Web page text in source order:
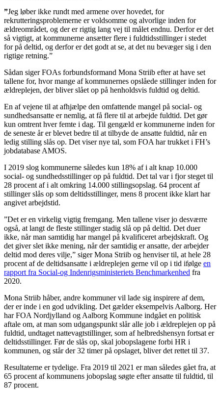
”Jeg løber ikke rundt med armene over hovedet, for
rekrutteringsproblemerne er voldsomme og alvorlige inden for
ældreområdet, og der er rigtig lang vej til målet endnu. Derfor er det
så vigtigt, at kommunerne ansætter flere i fuldtidsstillinger i stedet
for på deltid, og derfor er det godt at se, at det nu bevæger sig i den
rigtige retning.”
Sådan siger FOAs forbundsformand Mona Striib efter at have set
tallene for, hvor mange af kommunernes opslåede stillinger inden for
ældreplejen, der bliver slået op på henholdsvis fuldtid og deltid.
En af vejene til at afhjælpe den omfattende mangel på social- og
sundhedsansatte er nemlig, at få flere til at arbejde fuldtid. Det gør
kun omtrent hver femte i dag. Til gengæld er kommunerne inden for
de seneste år er blevet bedre til at tilbyde de ansatte fuldtid, når en
ledig stilling slås op. Det viser nye tal, som FOA har trukket i FH’s
jobdatabase AMOS.
I 2019 slog kommunerne således kun 18% af i alt knap 10.000
social- og sundhedsstillinger op på fuldtid. Det tal var i fjor steget til
28 procent af i alt omkring 14.000 stillingsopslag. 64 procent af
stillinger slås op som deltidsstillinger, mens 8 procent ikke klart har
angivet arbejdstid.
”Det er en virkelig vigtig fremgang. Men tallene viser jo desværre
også, at langt de fleste stillinger stadig slå op på deltid. Det duer
ikke, når man samtidig har mangel på kvalificeret arbejdskraft. Og
det giver slet ikke mening, når der samtidig er ansatte, der arbejder
deltid mod deres vilje,” siger Mona Striib og henviser til, at hele 28
procent af de deltidsansatte i ældreplejen gerne vil op i tid ifølge en
rapport fra Social-og Indenrigsministeriets Benchmarkenhed fra
2020.
Mona Striib håber, andre kommuner vil lade sig inspirere af dem,
der er inde i en god udvikling. Det gælder eksempelvis Aalborg. Her
har FOA Nordjylland og Aalborg Kommune indgået en politisk
aftale om, at man som udgangspunkt slår alle job i ældreplejen op på
fuldtid, undtaget nattevagtstillinger, som af helbredshensyn fortsat er
deltidsstillinger. Før de slås op, skal jobopslagene forbi HR i
kommunen, og står der 32 timer på opslaget, bliver det rettet til 37.
Resultaterne er tydelige. Fra 2019 til 2021 er man således gået fra, at
65 procent af kommunens jobopslag søgte efter ansatte til fuldtid, til
87 procent.